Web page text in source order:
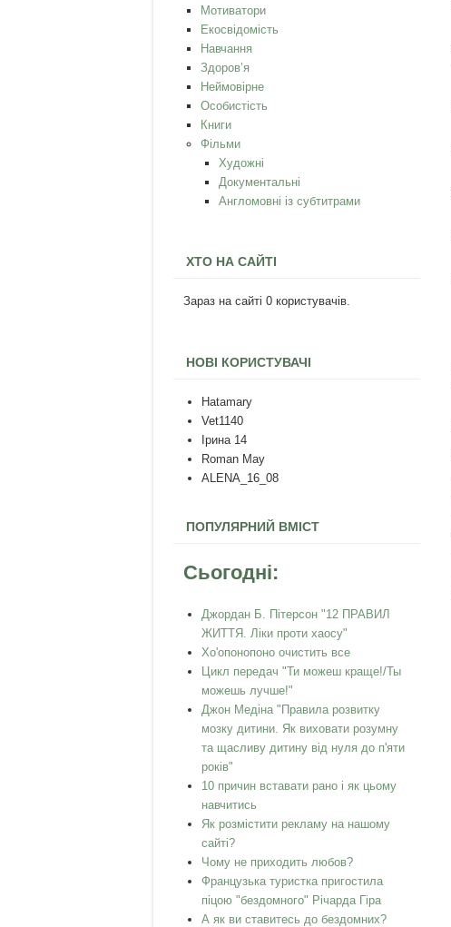
Мотиватори
Екосвідомість
Навчання
Здоров’я
Неймовірне
Особистість
Книги
Фільми
Художні
Документальні
Англомовні із субтитрами
ХТО НА САЙТІ
Зараз на сайті 0 користувачів.
НОВІ КОРИСТУВАЧІ
Hatamary
Vet1140
Ірина 14
Roman May
ALENA_16_08
ПОПУЛЯРНИЙ ВМІСТ
Сьогодні:
Джордан Б. Пітерсон "12 ПРАВИЛ
ЖИТТЯ. Ліки проти хаосу"
Хо'опонопоно очистить все
Цикл передач "Ти можеш краще!/Ты
можешь лучше!"
Джон Медіна "Правила розвитку
мозку дитини. Як виховати розумну
та щасливу дитину від нуля до п'яти
років"
10 причин вставати рано і як цьому
навчитись
Як розмістити рекламу на нашому
сайті?
Чому не приходить любов?
Французька туристка пригостила
піцою "бездомного" Річарда Гіра
А як ви ставитесь до бездомних?